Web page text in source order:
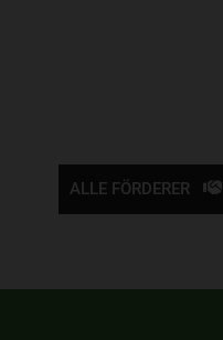
ALLE FÖRDERER